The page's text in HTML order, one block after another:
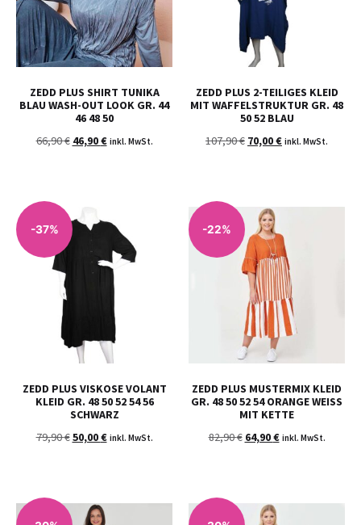
ZEDD PLUS SHIRT TUNIKA
BLAU WASH-OUT LOOK GR. 44
46 48 50
66,90€ 46,90€ inkl. MwSt.
ZEDD PLUS 2-TEILIGES KLEID
MIT WAFFELSTRUKTUR GR. 48
50 52 BLAU
107,90€ 70,00€ inkl. MwSt.
-37%
ZEDD PLUS VISKOSE VOLANT
KLEID GR. 48 50 52 54 56
SCHWARZ
79,90€50,00€ inkl. MwSt.
-22%
ZEDD PLUS MUSTERMIX KLEID
GR. 48 50 52 54 ORANGE WEISS
MIT KETTE
82,90€ 64,90€ inkl. MwSt.